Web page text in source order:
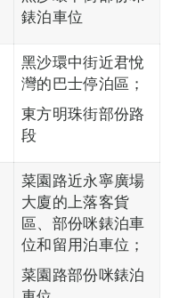
錶泊車位
黑沙環中街近君悅
灣的巴士停泊區；
東方明珠街部份路
段
菜園路近永寧廣場
大廈的上落客貨
區、部份咪錶泊車
位和留用泊車位；
菜園路部份咪錶泊